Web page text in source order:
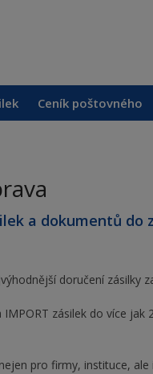
Ceník poštovného
a dokumentů do
doručení zásilky
zásilek do více jak
pro firmy, instituce,